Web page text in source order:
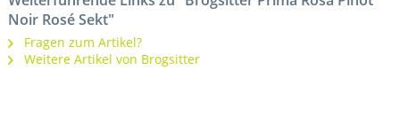
Noir Rosé Sekt"
Fragen zum Artikel?
Weitere Artikel von Brogsitter